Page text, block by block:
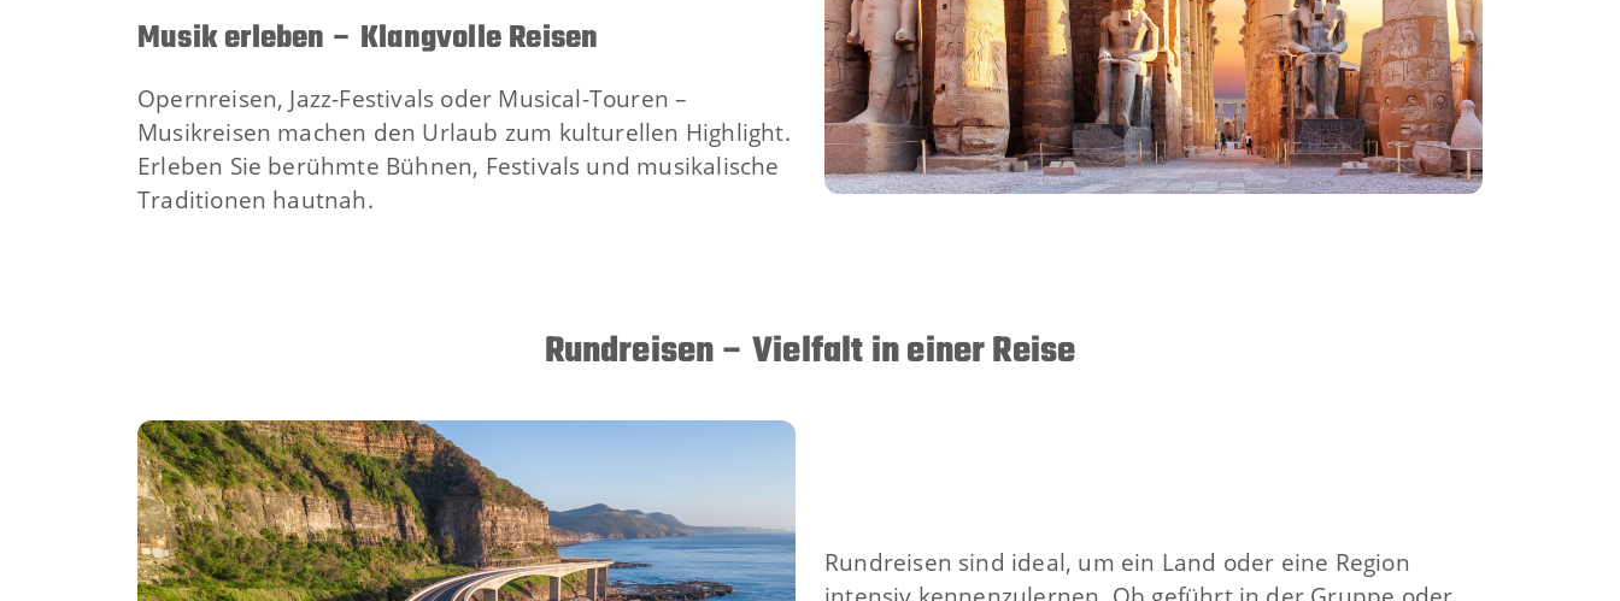
Musik erleben – Klangvolle Reisen
Opernreisen, Jazz-Festivals oder Musical-Touren –
Musikreisen machen den Urlaub zum kulturellen Highlight.
Erleben Sie berühmte Bühnen, Festivals und musikalische
Traditionen hautnah.
Rundreisen – Vielfalt in einer Reise
Rundreisen sind ideal, um ein Land oder eine Region